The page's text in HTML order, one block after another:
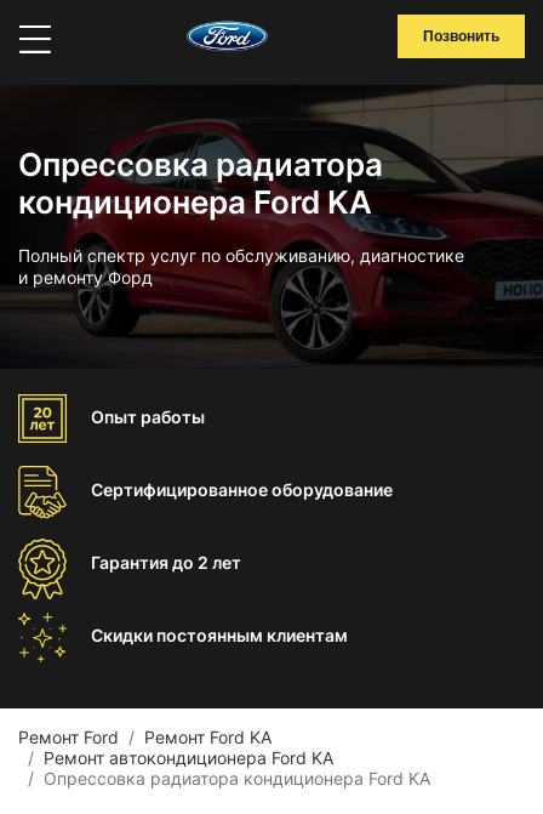
Позвонить
Опрессовка радиатора
кондиционера Ford KA
Полный спектр услуг по обслуживанию, диагностике
и ремонту Форд
Опыт работы
Сертифицированноеоборудование
Гарантиядо 2 лет
Скидки постоянным клиентам
Ремонт Ford
Ремонт Ford KA
Ремонт автокондиционера Ford KA
Опрессовка радиатора кондиционера Ford KA